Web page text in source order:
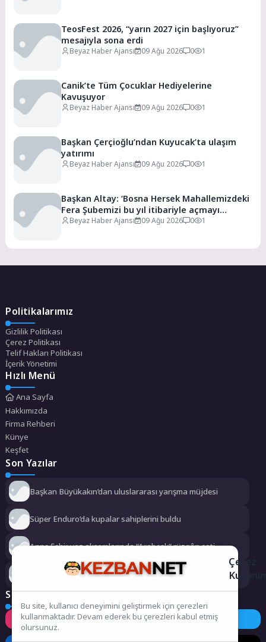
TeosFest 2026, “yarın 2027 için başlıyoruz”
mesajıyla sona erdi
Beyaz Haber Ajansı 09 Ağu 2026 0 1
Canik’te Tüm Çocuklar Hediyelerine
Kavuşuyor
Beyaz Haber Ajansı 09 Ağu 2026 0 1
Başkan Çerçioğlu’ndan Kuyucak’ta ulaşım
yatırımı
Beyaz Haber Ajansı 09 Ağu 2026 0 1
Başkan Altay: ‘Bosna Hersek Mahallemizdeki
Fera Şubemizi bu yıl itibariyle açmayı
planlıyoruz’
Beyaz Haber Ajansı 09 Ağu 2026 0 1
Politikalarımız
Gizlilik Politikası
Çerez Politikası
Telif Hakları Politikası
İçerik Yönetimi
Hızlı Menü
Ana Sayfa
Hakkımızda
Firma Rehberi
Künye
Keşfet
Son Yazılar
Başkan Büyükakın’dan uluslararası yarışma müjdesi
Süper Enduro’da kupalar sahiplerini buldu
Anne Şehir yaz akşamlarında “Arabesk” rüzgârı esti
Didim Belediyesi dayanışmayı büyütüyor
Sosyal Medya
Instagram Facebook Twitter
Çerez
Bu site, kullanıcı deneyimini geliştirmek için çerezleri
kullanmaktadır. Devam ederek bu çerezleri kabul etmiş
olursunuz.